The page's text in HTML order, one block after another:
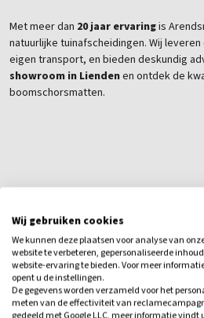
Met meer dan 20 jaar ervaringis
natuurlijke tuinafscheidingen. Wij
eigen transport, en bieden deskundig
showroom in Liendenen ontdek de
boomschorsmatten.
Bijbehorende
Wij gebruiken cookies
We kunnen deze plaatsen voor analyse van
website te verbeteren, gepersonaliseerde
website-ervaring te bieden. Voor meer
opent u de instellingen.
De gegevens worden verzameld voor het
meten van de effectiviteit van
gedeeld met Google LLC, meer informatie vindt